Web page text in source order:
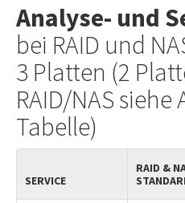
Analyse- und
bei RAID und
3 Platten (2
RAID/NAS
Tabelle)
SERVICE
RAID &